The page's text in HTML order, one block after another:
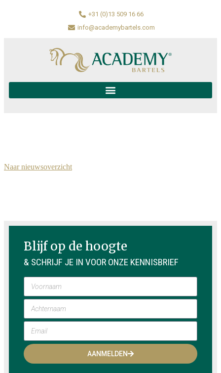
+31 (0)13 509 16 66
info@academybartels.com
Naar nieuwsoverzicht
Blijf op de hoogte
& SCHRIJF JE IN VOOR ONZE KENNISBRIEF
AANMELDEN